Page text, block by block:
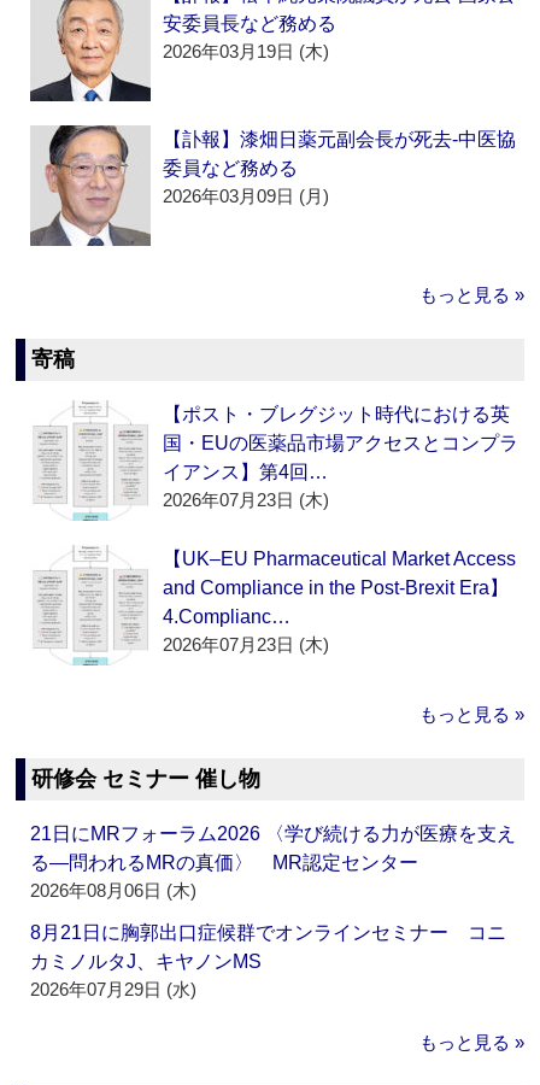
安委員長など務める
2026年03月19日 (木)
【訃報】漆畑日薬元副会長が死去‐中医協
委員など務める
2026年03月09日 (月)
もっと見る »
寄稿
【ポスト・ブレグジット時代における英
国・EUの医薬品市場アクセスとコンプラ
イアンス】第4回…
2026年07月23日 (木)
【UK–EU Pharmaceutical Market Access
and Compliance in the Post-Brexit Era】
4.Complianc…
2026年07月23日 (木)
もっと見る »
研修会 セミナー 催し物
21日にMRフォーラム2026 〈学び続ける力が医療を支え
る―問われるMRの真価〉 MR認定センター
2026年08月06日 (木)
8月21日に胸郭出口症候群でオンラインセミナー コニ
カミノルタJ、キヤノンMS
2026年07月29日 (水)
もっと見る »